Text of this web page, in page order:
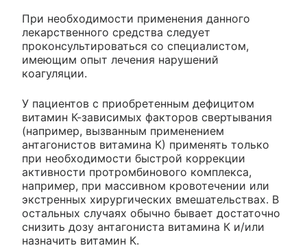
При необходимости применения данного
лекарственного средства следует
проконсультироваться со специалистом,
имеющим опыт лечения нарушений
коагуляции.
У пациентов с приобретенным дефицитом
витамин К-зависимых факторов свертывания
(например, вызванным применением
антагонистов витамина К) применять только
при необходимости быстрой коррекции
активности протромбинового комплекса,
например, при массивном кровотечении или
экстренных хирургических вмешательствах. В
остальных случаях обычно бывает достаточно
снизить дозу антагониста витамина К и/или
назначить витамин К.